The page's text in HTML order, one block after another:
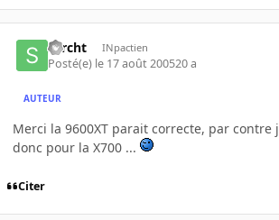
sarcht INpactien
Posté(e) le 17 août 200520 a
AUTEUR
Merci la 9600XT parait correcte, par contre
donc pour la X700 ...
Citer